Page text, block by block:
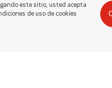
este sitio, usted acepta
de uso de cookies